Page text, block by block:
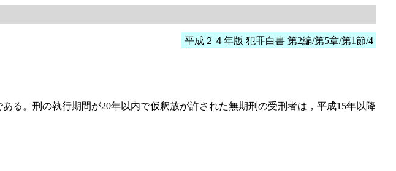
平成２４年版 犯罪白書 第2編/第5章/第1節/4
る。刑の執行期間が20年以内で仮釈放が許された無期刑の受刑者は，平成15年以降